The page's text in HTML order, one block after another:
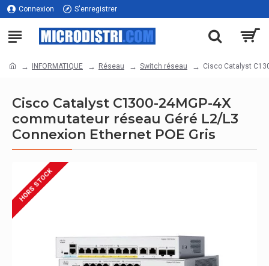
Connexion S'enregistrer
INFORMATIQUE Réseau Switch réseau Cisco Catalyst
Cisco Catalyst C1300-24MGP-4X
commutateur réseau Géré L2/L3
Connexion Ethernet POE Gris
HORS STOCK